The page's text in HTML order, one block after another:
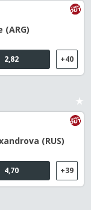
2,82 +40
(RUS)
4,70 +39